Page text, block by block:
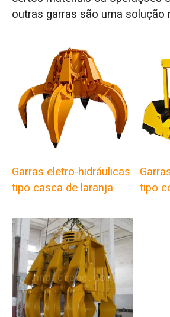
outras garras são uma solução
Garras eletro-hidráulicas
tipo casca de laranja
tipo